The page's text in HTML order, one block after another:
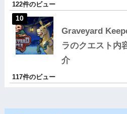
122件のビュー
Graveyard
ラのクエスト内
介
117件のビュー